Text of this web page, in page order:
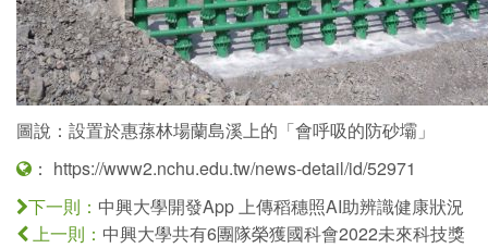
圖說：設置於惠蓀林場蘭島溪上的「會呼吸的防砂壩」
： https://www2.nchu.edu.tw/news-detail/id/52971
下一則： 中興大學開發App 上傳稻穗照AI助辨識健康狀況
上一則： 中興大學共有6團隊榮獲國科會2022未來科技獎